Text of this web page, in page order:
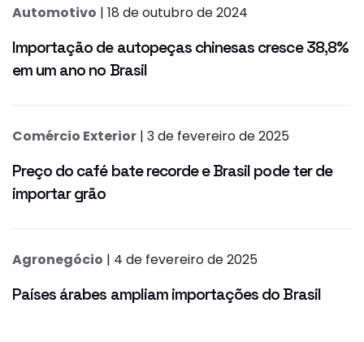
Automotivo | 18 de outubro de 2024
Importação de autopeças chinesas cresce 38,8%
em um ano no Brasil
Comércio Exterior | 3 de fevereiro de 2025
Preço do café bate recorde e Brasil pode ter de
importar grão
Agronegócio | 4 de fevereiro de 2025
Países árabes ampliam importações do Brasil